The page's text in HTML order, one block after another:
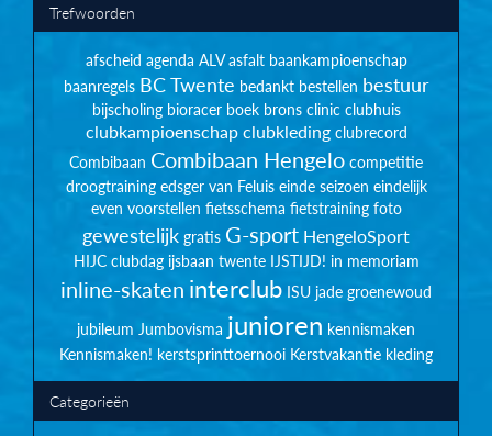
Trefwoorden
afscheid agenda ALV asfalt baankampioenschap
baanregels BC Twente bedankt bestellen bestuur
bijscholing bioracer boek brons clinic clubhuis
clubkampioenschapclubkleding clubrecord
Combibaan Combibaan Hengelo competitie
droogtraining edsger van Feluis einde seizoen eindelijk
even voorstellen fietsschema fietstraining foto
gewestelijk gratis G-sport HengeloSport
HIJC clubdag ijsbaan twente IJSTIJD! in memoriam
inline-skaten interclub ISU jade groenewoud
jubileum Jumbovisma junioren kennismaken
Kennismaken! kerstsprinttoernooi Kerstvakantie kleding
Categorieën